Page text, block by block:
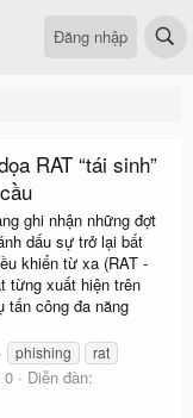
Đăng nhập
RAT “tái sinh”
ghi nhận những đợt
dấu sự trở lại bất
khiển từ xa (RAT -
từng xuất hiện trên
tấn công đa năng
phishing rat
0
Diễn đàn: